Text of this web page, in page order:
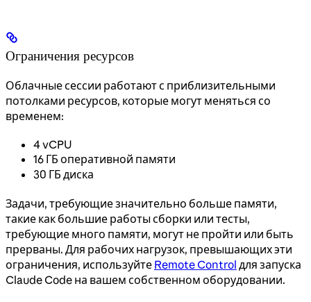
Ограничения ресурсов
Облачные сессии работают с приблизительными
потолками ресурсов, которые могут меняться со
временем:
4 vCPU
16 ГБ оперативной памяти
30 ГБ диска
Задачи, требующие значительно больше памяти,
такие как большие работы сборки или тесты,
требующие много памяти, могут не пройти или быть
прерваны. Для рабочих нагрузок, превышающих эти
ограничения, используйте Remote Control для запуска
Claude Code на вашем собственном оборудовании.